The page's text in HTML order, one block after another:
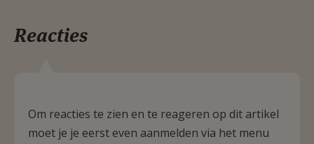
Reacties
Om reacties te zien en te reageren op dit artikel
moet je je eerst even aanmelden via het menu